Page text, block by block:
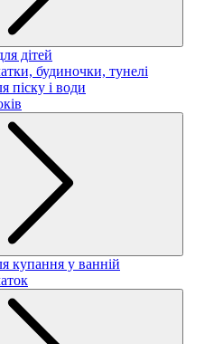
дітей
будиночки, тунелі
піску і води
купання у ванній